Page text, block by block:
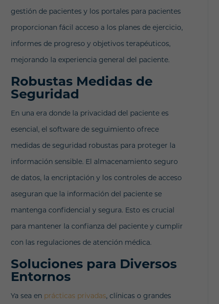
gestión de pacientes y los portales para pacientes
proporcionan fácil acceso a los planes de ejercicio,
informes de progreso y objetivos terapéuticos,
mejorando la experiencia general del paciente.
Robustas Medidas de
Seguridad
En una era donde la privacidad del paciente es
esencial, el software de seguimiento ofrece
medidas de seguridad robustas para proteger la
información sensible. El almacenamiento seguro
de datos, la encriptación y los controles de acceso
aseguran que la información del paciente se
mantenga confidencial y segura. Esto es crucial
para mantener la confianza del paciente y cumplir
con las regulaciones de atención médica.
Soluciones para Diversos
Entornos
Ya sea en prácticas privadas, clínicas o grandes